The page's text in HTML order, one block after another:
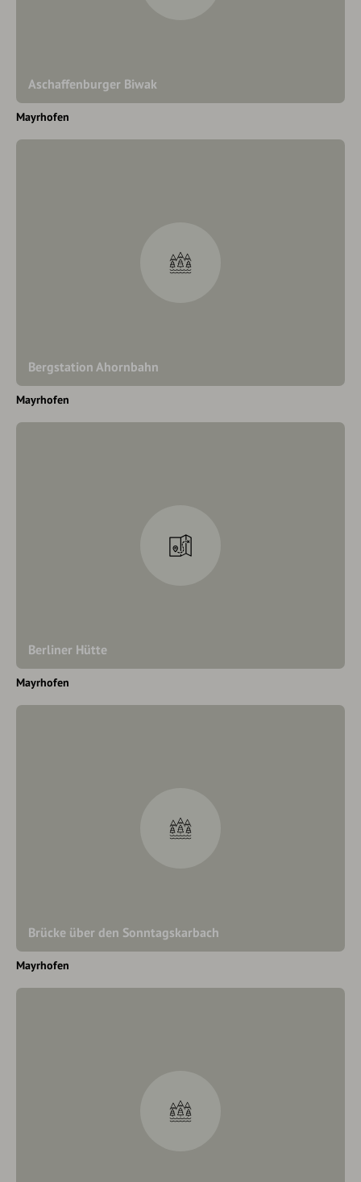
Aschaffenburger Biwak
Mayrhofen
Bergstation Ahornbahn
Mayrhofen
Berliner Hütte
Mayrhofen
Brücke über den Sonntagskarbach
Mayrhofen